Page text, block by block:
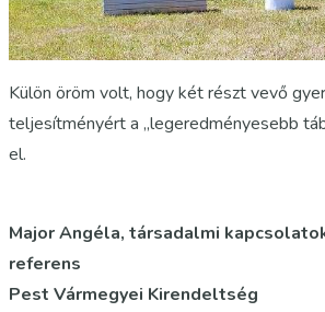
Külön öröm volt, hogy két részt vevő
teljesítményért a „legeredményesebb
el.
Major Angéla, társadalmi
referens
Pest Vármegyei Kirendeltség